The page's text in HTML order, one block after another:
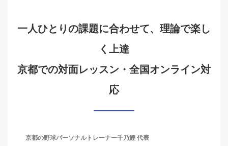
一人ひとりの課題に合わせて、理論で楽し
く上達
京都での対面レッスン・全国オンライン対
応
京都の野球パーソナルトレーナー千乃鯉 代表